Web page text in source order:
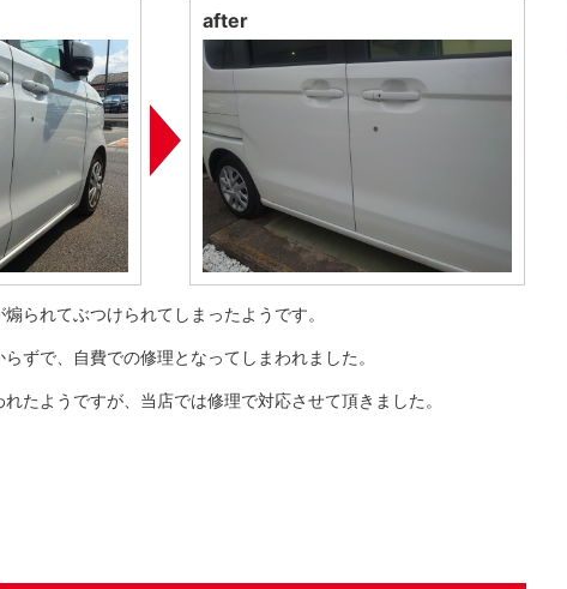
after
られてぶつけられてしまったようです。
ずで、自費での修理となってしまわれました。
たようですが、当店では修理で対応させて頂きました。